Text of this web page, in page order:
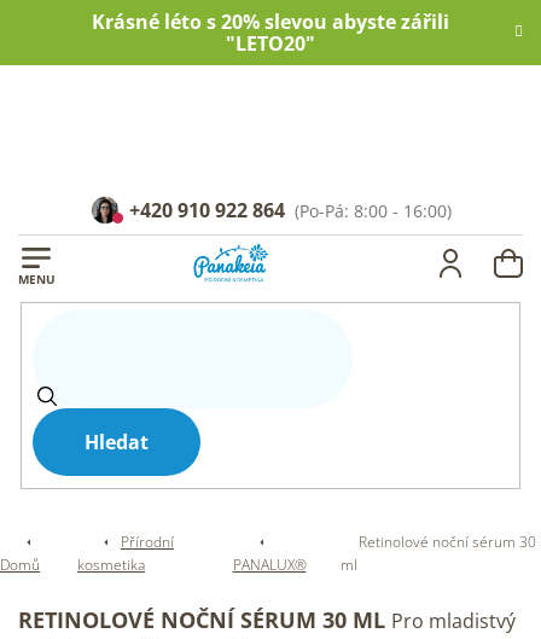
Krásné léto s 20% slevou abyste zářili
"LETO20"
Hledat
+420 910 922 864
Domů
Přírodní
kosmetika
PANALUX®
Retinolové noční sérum 30
ml
RETINOLOVÉ NOČNÍ SÉRUM 30 ML Pro mladistvý